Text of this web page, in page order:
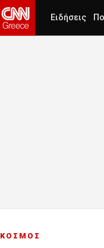
Ειδήσεις
ΚΟΣΜΟΣ